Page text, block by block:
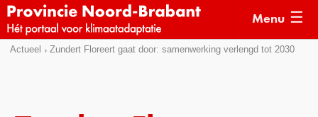
Sla
Menu
Actueel Zundert Floreert gaat door: samenwerking verlengd tot 2030
Actueel